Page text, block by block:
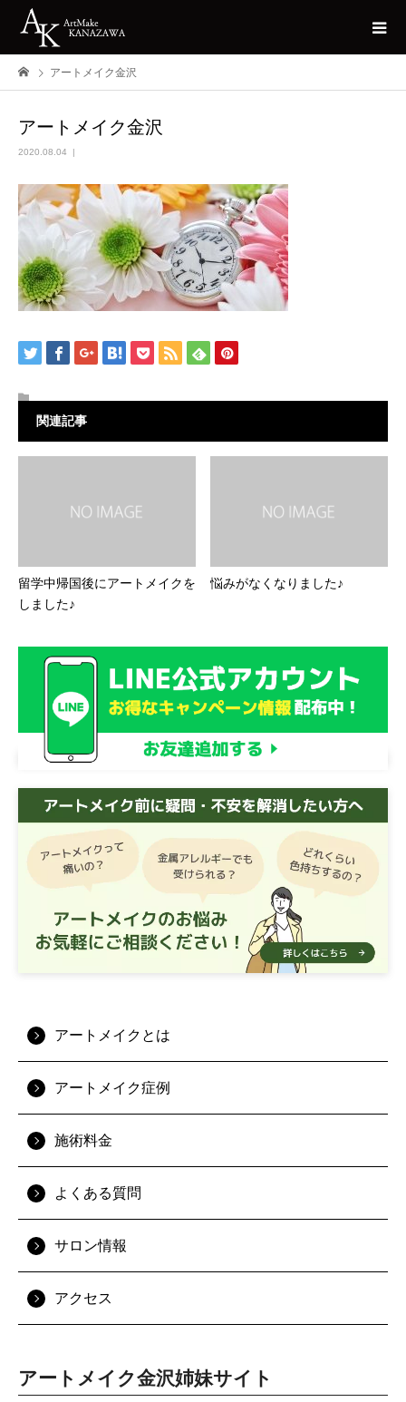
アートメイク金沢
アートメイク金沢
2020.08.04
関連記事
留学中帰国後にアートメイクを
しました♪
悩みがなくなりました♪
アートメイクとは
アートメイク症例
施術料金
よくある質問
サロン情報
アクセス
アートメイク金沢姉妹サイト